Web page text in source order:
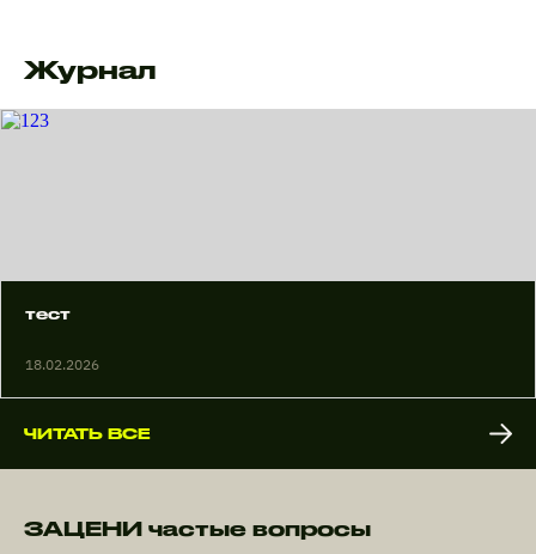
Журнал
тест
18.02.2026
ЧИТАТЬ ВСЕ
ЗАЦЕНИ частые вопросы